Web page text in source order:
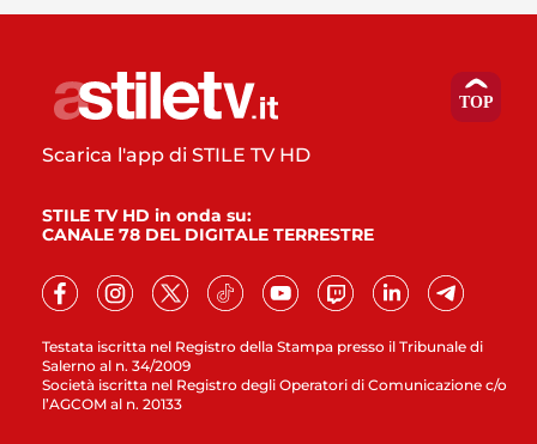
Testata iscritta nel Registro della Stampa presso il Tribunale di
Salerno al n. 34/2009
Società iscritta nel Registro degli Operatori di Comunicazione c/o
l’AGCOM al n. 20133
Scarica l'app di STILE TV HD
STILE TV HD in onda su:
CANALE 78 DEL DIGITALE TERRESTRE